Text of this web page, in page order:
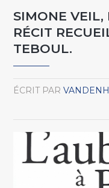
SIMONE VEIL,
RÉCIT
TEBOUL.
ÉCRIT PAR